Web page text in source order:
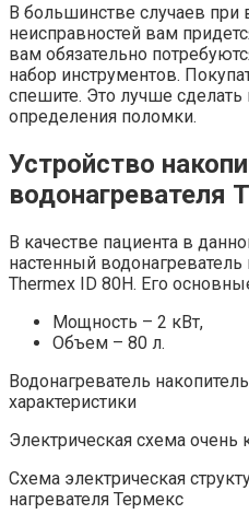
В большинстве случаев при
неисправностей вам
вам обязательно
набор инструментов.
спешите. Это лучше сделать
определения поломки.
Устройство
водонагревателя
В качестве пациента в
настенный водонагреватель
Thermex ID 80H. Его
Мощность – 2 кВт,
Объем – 80 л.
Водонагреватель
характеристики
Электрическая схема очень
Схема электрическая
нагревателя Термекс